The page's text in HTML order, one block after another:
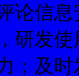
论信
研发
；及